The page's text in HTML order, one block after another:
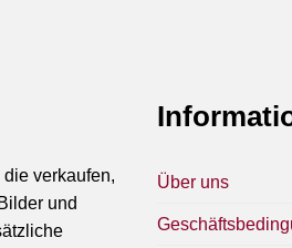
verkaufen,
und
Über uns